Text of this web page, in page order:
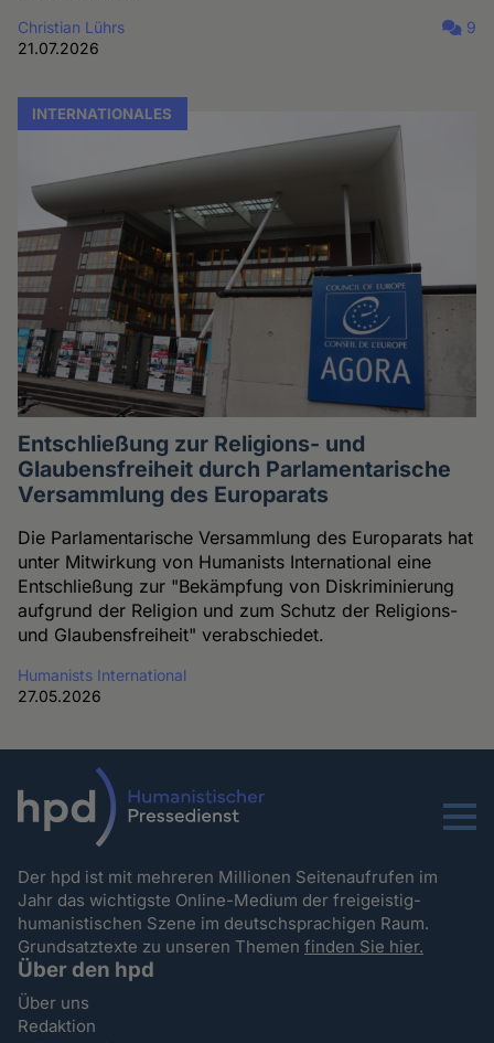
Christian Lührs
21.07.2026
9
INTERNATIONALES
Entschließung zur Religions- und
Glaubensfreiheit durch Parlamentarische
Versammlung des Europarats
Die Parlamentarische Versammlung des Europarats hat
unter Mitwirkung von Humanists International eine
Entschließung zur "Bekämpfung von Diskriminierung
aufgrund der Religion und zum Schutz der Religions-
und Glaubensfreiheit" verabschiedet.
Humanists International
27.05.2026
Menu
Der hpd ist mit mehreren Millionen Seitenaufrufen im
Jahr das wichtigste Online-Medium der freigeistig-
humanistischen Szene im deutschsprachigen Raum.
Grundsatztexte zu unseren Themenfinden Sie hier.
Über den hpd
Über uns
Redaktion